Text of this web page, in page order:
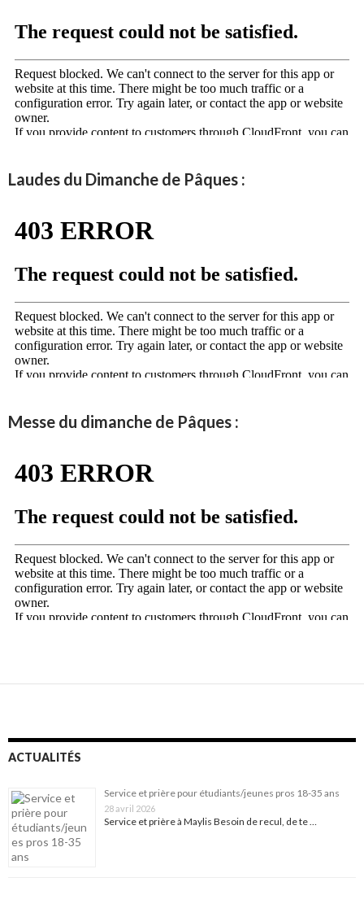
Laudes du Dimanche de Pâques :
Messe du dimanche de Pâques :
ACTUALITÉS
Service et prière pour étudiants/jeunes pros 18-35 ans
28 avril 2026
Service et prière à Maylis Besoin de recul, de te …